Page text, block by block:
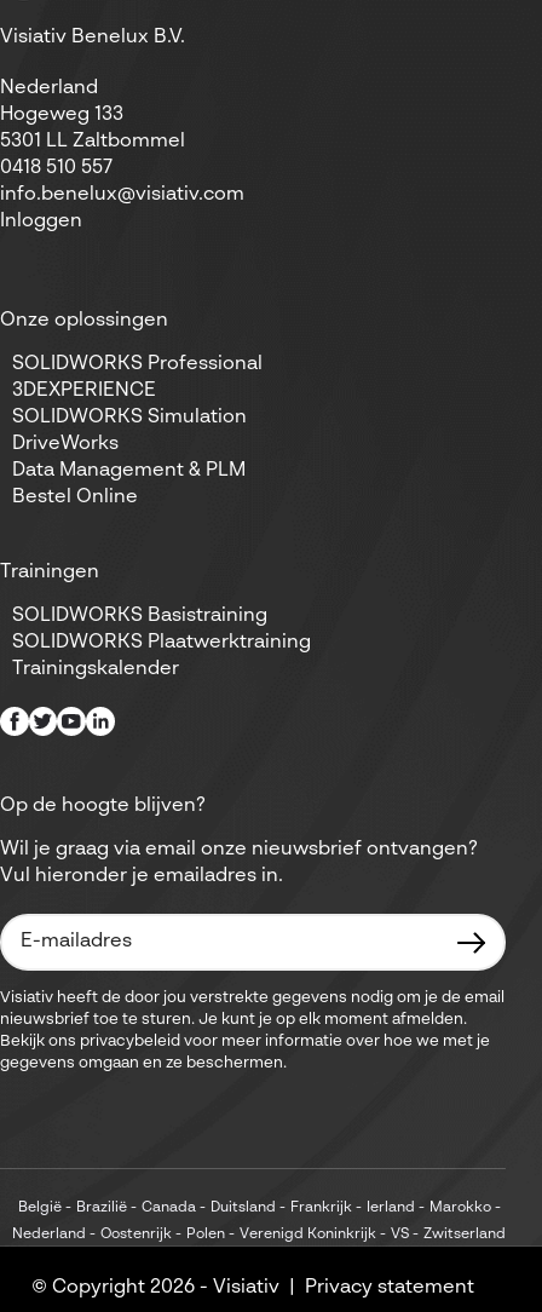
Visiativ Benelux B.V.
Nederland
Hogeweg 133
5301 LL Zaltbommel
0418 510 557
info.benelux@visiativ.com
Inloggen
Onze oplossingen
SOLIDWORKS Professional
3DEXPERIENCE
SOLIDWORKS Simulation
DriveWorks
Data Management & PLM
Bestel Online
Trainingen
SOLIDWORKS Basistraining
SOLIDWORKS Plaatwerktraining
Trainingskalender
Op de hoogte blijven?
Wil je graag via email onze nieuwsbrief ontvangen?
Vul hieronder je emailadres in.
Visiativ heeft de door jou verstrekte gegevens nodig om je de email
nieuwsbrief toe te sturen. Je kunt je op elk moment afmelden.
Bekijk ons privacybeleid voor meer informatie over hoe we met je
gegevens omgaan en ze beschermen.
België Brazilië Canada Duitsland Frankrijk Ierland
Marokko
Nederland
Oostenrijk Polen Verenigd Koninkrijk VS Zwitserland
© Copyright 2026 - Visiativ
Privacy statement